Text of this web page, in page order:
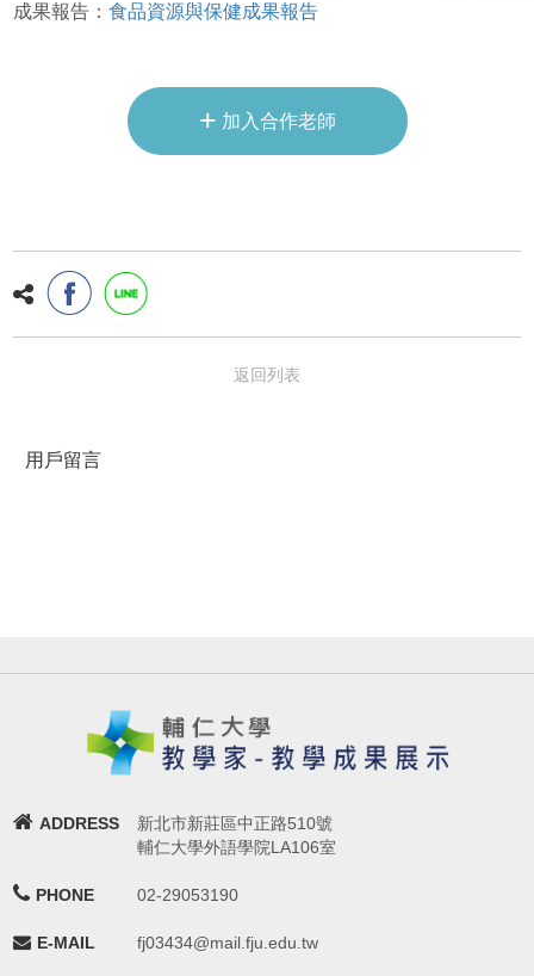
成果報告：食品資源與保健成果報告
+ 加入合作老師
返回列表
用戶留言
ADDRESS
新北市新莊區中正路510號
輔仁大學外語學院LA106室
PHONE 02-29053190
E-MAIL fj03434@mail.fju.edu.tw